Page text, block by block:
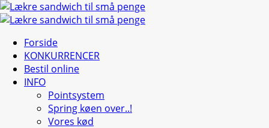
Forside
KONKURRENCER
Bestil online
INFO
Pointsystem
Spring køen over..!
Vores kød